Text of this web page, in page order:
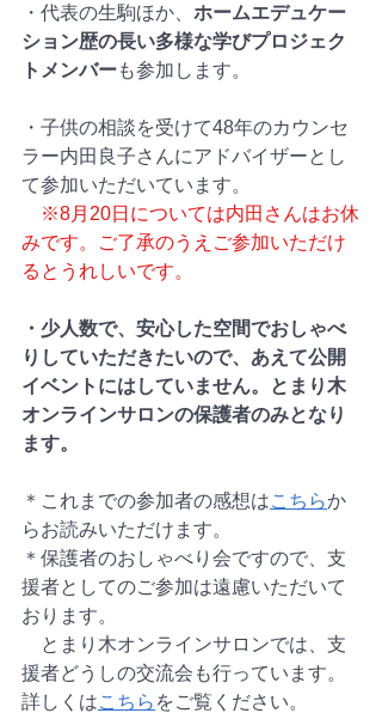
・代表の生駒ほか、 ホームエデュケー
ション歴の長い多様な学びプロジェク
トメンバーも参加します。
・子供の相談を受けて48年のカウンセ
ラー内田良子さんにアドバイザーとし
て参加いただいています。
※8月20日については内田さんはお休
みです。ご了承のうえご参加いただけ
るとうれしいです。
・少人数で、安心した空間でおしゃべ
りしていただきたいので、あえて公開
イベントにはしていません。とまり木
オンラインサロンの保護者のみとなり
ます。
＊これまでの参加者の感想はこちらか
らお読みいただけます。
＊保護者のおしゃべり会ですので、支
援者としてのご参加は遠慮いただいて
おります。
とまり木オンラインサロンでは、支
援者どうしの交流会も行っています。
詳しくはこちら をご覧ください。